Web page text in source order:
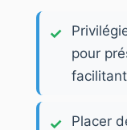
pour
Placer